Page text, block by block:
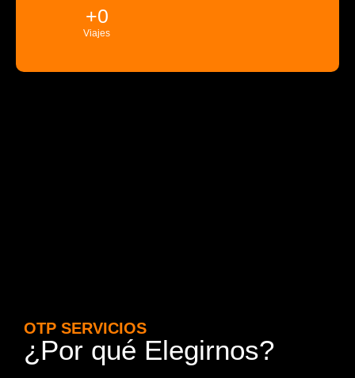
Viajes
+0
OTP SERVICIOS
¿Por qué Elegirnos?